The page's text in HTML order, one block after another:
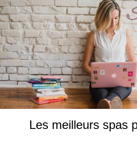
Les meilleurs spas